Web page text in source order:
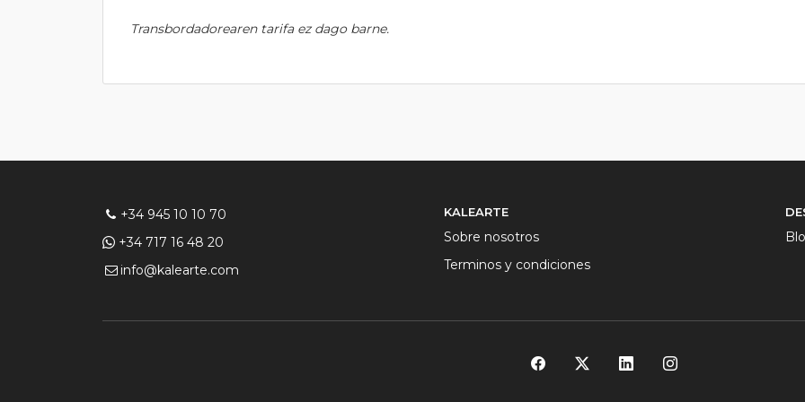
Transbordadorearen tarifa ez dago barne.
+34 945 10 10 70
+34 717 16 48 20
info@kalearte.com
KALEARTE
Sobre nosotros
Terminos y condiciones